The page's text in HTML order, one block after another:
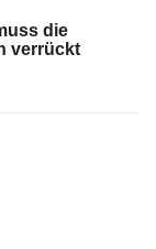
die
verrückt